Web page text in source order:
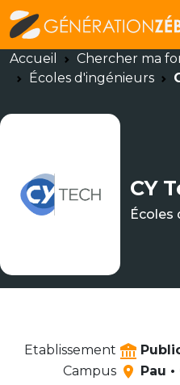
Accueil
Chercher ma
Écoles d'ingénieurs
CY
Écoles
Etablissement
Campus
Pau